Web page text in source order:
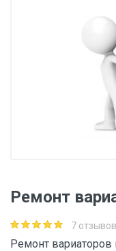
Ремонт
7 отзывов
Ремонт